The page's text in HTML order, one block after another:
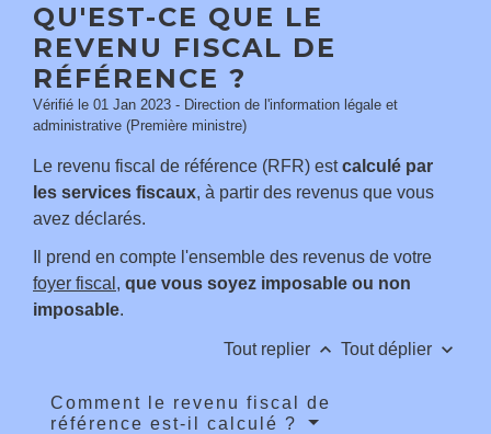
QU'EST-CE QUE LE
REVENU FISCAL DE
RÉFÉRENCE ?
Vérifié le 01 Jan 2023 - Direction de l'information légale et
administrative (Première ministre)
Le revenu fiscal de référence (RFR) estcalculé par
les services fiscaux, à partir des revenus que vous
avez déclarés.
Il prend en compte l'ensemble des revenus de votre
foyer fiscal , que vous soyez imposable ou non
imposable.
Tout replier keyboard_arrow_up Tout déplier keyboard_arrow_down
Comment le revenu fiscal de
référence est-il calculé ?